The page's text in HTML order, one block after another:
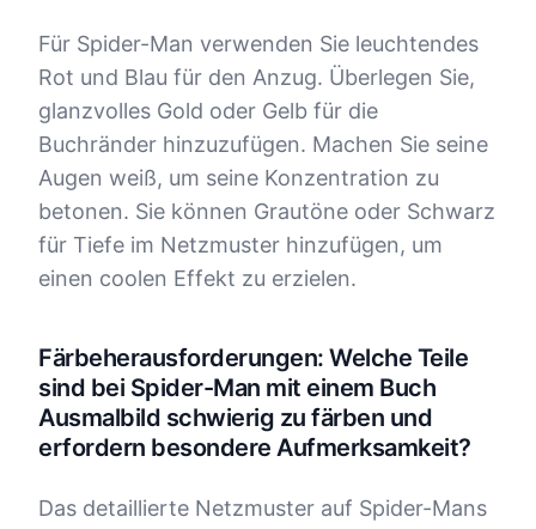
Für Spider-Man verwenden Sie leuchtendes
Rot und Blau für den Anzug. Überlegen Sie,
glanzvolles Gold oder Gelb für die
Buchränder hinzuzufügen. Machen Sie seine
Augen weiß, um seine Konzentration zu
betonen. Sie können Grautöne oder Schwarz
für Tiefe im Netzmuster hinzufügen, um
einen coolen Effekt zu erzielen.
Färbeherausforderungen: Welche Teile
sind bei Spider-Man mit einem Buch
Ausmalbild schwierig zu färben und
erfordern besondere Aufmerksamkeit?
Das detaillierte Netzmuster auf Spider-Mans